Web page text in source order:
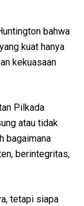
bahwa
kuat hanya
kekuasaan
Pilkada
atau tidak
bagaimana
berintegritas,
tetapi siapa